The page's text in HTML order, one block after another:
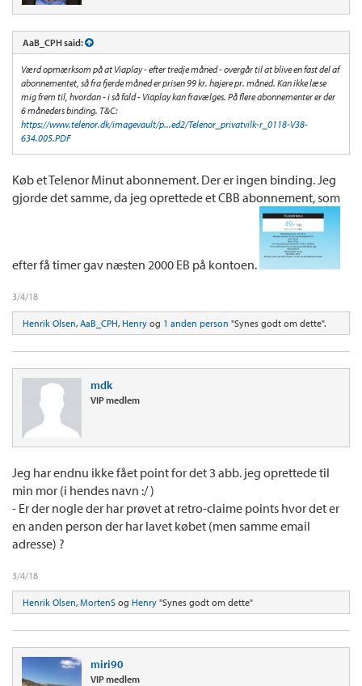
AaB_CPH said:
Værd opmærksom på at Viaplay - efter tredje måned - overgår til at blive en fast del af
abonnementet, så fra fjerde måned er prisen 99 kr. højere pr. måned. Kan ikke læse
mig frem til, hvordan - i så fald - Viaplay kan fravælges. På flere abonnementer er der
6 måneders binding. T&C:
https://www.telenor.dk/imagevault/p...ed2/Telenor_privatvilk-r_0118-V38-
634.005.PDF
Køb et Telenor Minut abonnement. Der er ingen binding. Jeg
gjorde det samme, da jeg oprettede et CBB abonnement, som
efter få timer gav næsten 2000 EB på kontoen.
3/4/18
Henrik Olsen, AaB_CPH, Henry og 1 anden person "Synes godt om dette".
mdk
VIP medlem
Jeg har endnu ikke fået point for det 3 abb. jeg oprettede til
min mor (i hendes navn :/ )
- Er der nogle der har prøvet at retro-claime points hvor det er
en anden person der har lavet købet (men samme email
adresse) ?
3/4/18
Henrik Olsen, MortenS og Henry "Synes godt om dette"
miri90
VIP medlem